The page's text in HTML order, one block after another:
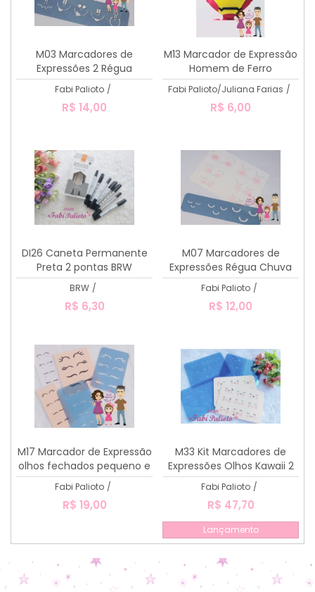
M03 Marcadores de
Expressões 2 Régua
Tamanho pequeno
Fabi Palioto /
R$ 14,00
M13 Marcador de Expressão
Homem de Ferro
Fabi Palioto/Juliana Farias /
R$ 6,00
DI26 Caneta Permanente
Preta 2 pontas BRW
BRW /
R$ 6,30
M07 Marcadores de
Expressões Régua Chuva
de Amor / Olhos fechados
Fabi Palioto /
R$ 12,00
M17 Marcador de Expressão
olhos fechados pequeno e
grande
Fabi Palioto /
R$ 19,00
M33 Kit Marcadores de
Expressões Olhos Kawaii 2
Fabi Palioto /
R$ 47,70
Lançamento